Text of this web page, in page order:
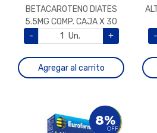
BETACAROTENO DIATES
5.5MG COMP. CAJA X 30
-
Un. +
Agregar al carrito
-
8%
OFF